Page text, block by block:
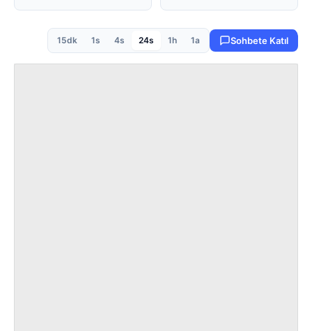
15dk 1s 4s 24s 1h 1a Sohbete Katıl